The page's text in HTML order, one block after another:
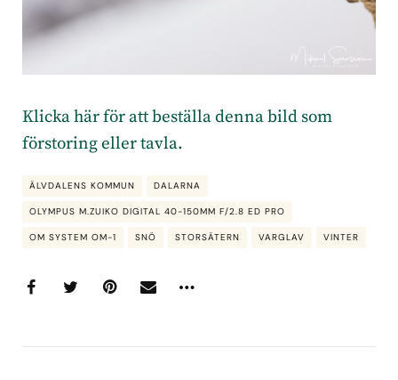
Klicka här för att beställa denna bild som
förstoring eller tavla.
ÄLVDALENS KOMMUN DALARNA
OLYMPUS M.ZUIKO DIGITAL 40-150MM F/2.8 ED PRO
OM SYSTEM OM-1 SNÖ STORSÄTERN VARGLAV VINTER